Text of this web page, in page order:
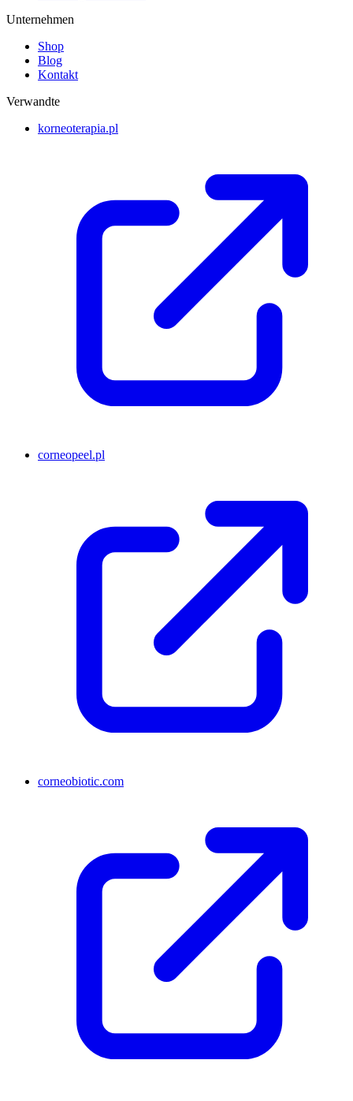
Unternehmen
Shop
Blog
Kontakt
Verwandte
korneoterapia.pl
corneopeel.pl
corneobiotic.com